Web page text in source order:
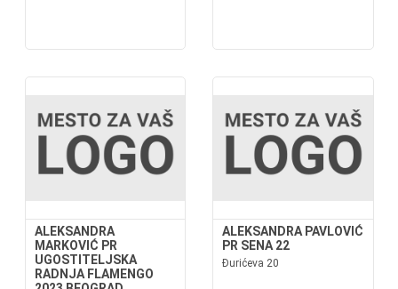
ALEKSANDRA
MARKOVIĆ PR
UGOSTITELJSKA
RADNJA FLAMENGO
ALEKSANDRA PAVLOVIĆ
PR SENA 22
Đurićeva 20